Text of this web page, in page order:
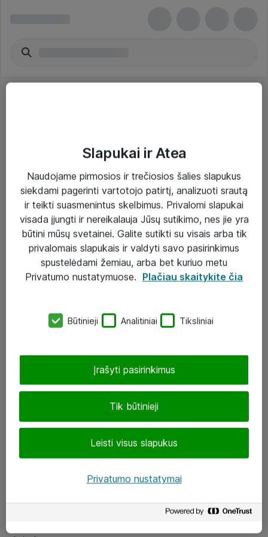
Paslaugos
Sprendimai
Įgyvendinti projektai
Atea ekspertų patarimai verslui
eShop@atea.lt
LinkedIn
Slapukai ir Atea
Naudojame pirmosios ir trečiosios šalies slapukus
siekdami pagerinti vartotojo patirtį, analizuoti srautą
ir teikti suasmenintus skelbimus. Privalomi slapukai
visada įjungti ir nereikalauja Jūsų sutikimo, nes jie yra
būtini mūsų svetainei. Galite sutikti su visais arba tik
privalomais slapukais ir valdyti savo pasirinkimus
spustelėdami žemiau, arba bet kuriuo metu
Privatumo nustatymuose. Plačiau skaitykite čia
Būtinieji Analitiniai Tiksliniai
Tik būtinieji
Leisti visus slapukus
Įrašyti pasirinkimus
Privatumo nustatymai